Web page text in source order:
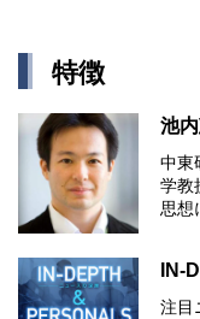
特徴
池
中東
学教
思想
IN-
注目